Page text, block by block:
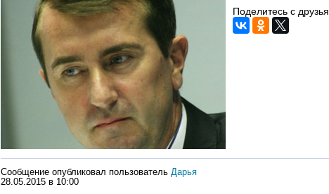
Поделитесь с
Сообщение опубликовал пользователь Дарья
28.05.2015 в 10:00